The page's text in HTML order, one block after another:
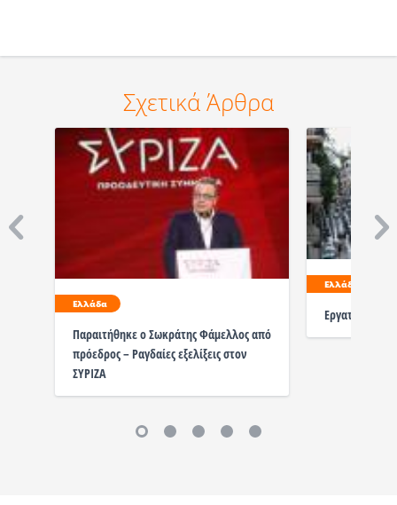
Σχετικά Άρθρα
Ελλάδα
Παραιτήθηκε ο Σωκράτης Φάμελλος από
πρόεδρος – Ραγδαίες εξελίξεις στον
ΣΥΡΙΖΑ
Ελλάδα
Εργατικές